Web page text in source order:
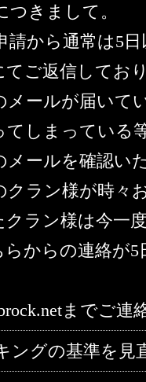
つきまして。
請から通常は5
てご返信してお
メールが届いて
てしまっている
メールを確認い
クラン様が時々
クラン様は今一
らからの連絡が
までご連
ングの基準を見